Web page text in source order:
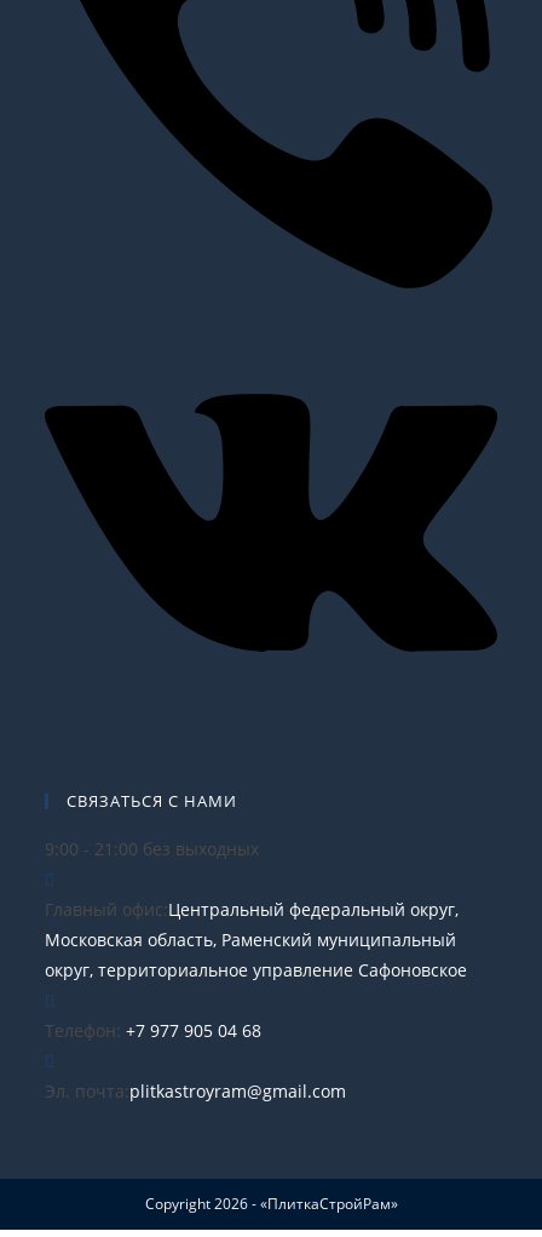
СВЯЗАТЬСЯ С НАМИ
9:00 - 21:00 без выходных
Главный офис:Центральный федеральный округ,
Московская область, Раменский муниципальный
округ, территориальное управление Сафоновское
Телефон: +7 977 905 04 68
Эл. почта:plitkastroyram@gmail.com
Copyright 2026 - «ПлиткаСтройРам»